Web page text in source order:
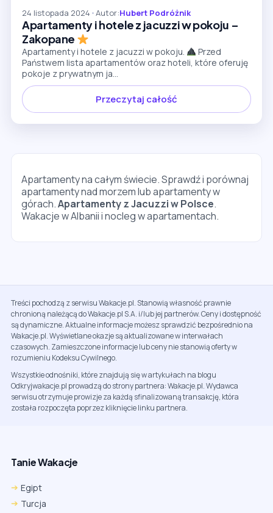
24 listopada 2024 •Autor:Hubert Podróżnik
Apartamenty i hotele z jacuzzi w pokoju –
Zakopane
Apartamenty i hotele z jacuzzi w pokoju.
Przed
Państwem lista apartamentów oraz hoteli, które oferuję
pokoje z prywatnym ja...
Przeczytaj całość
Apartamenty na całym świecie. Sprawdź i porównaj
apartamenty nad morzem lub apartamenty w
górach.Apartamenty z Jacuzzi w Polsce.
Wakacje w Albanii i nocleg w apartamentach.
Treści pochodzą z serwisu Wakacje.pl. Stanowią własność prawnie
chronioną należącą do Wakacje.pl S.A. i/lub jej partnerów. Ceny i dostępność
są dynamiczne. Aktualne informacje możesz sprawdzić bezpośrednio na
Wakacje.pl. Wyświetlane okazje są aktualizowane w interwałach
czasowych. Zamieszczone informacje lub ceny nie stanowią oferty w
rozumieniu Kodeksu Cywilnego.
Wszystkie odnośniki, które znajdują się w artykułach na blogu
Odkryjwakacje.pl prowadzą do strony partnera: Wakacje.pl. Wydawca
serwisu otrzymuje prowizje za każdą sfinalizowaną transakcję, która
została rozpoczęta poprzez kliknięcie linku partnera.
Tanie Wakacje
Egipt
Turcja